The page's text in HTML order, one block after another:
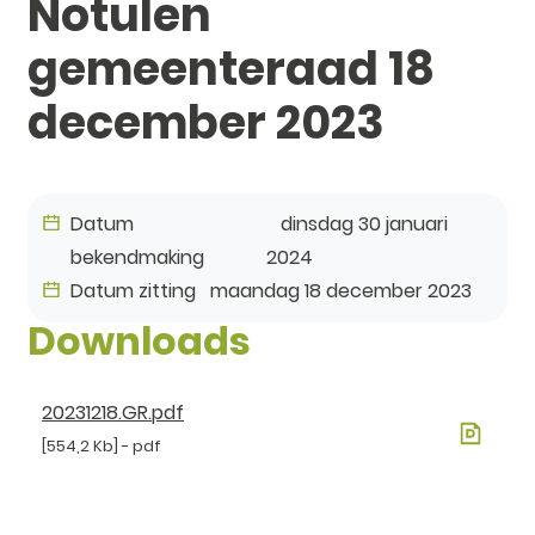
Notulen
gemeenteraad 18
december 2023
Datum
bekendmaking
dinsdag 30 januari
2024
Datum zitting maandag 18 december 2023
Downloads
20231218.GR.pdf
554,2 Kb pdf